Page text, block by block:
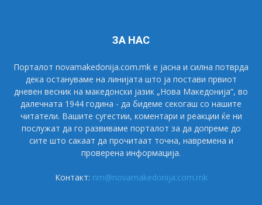
ЗА НАС
Порталот novamakedonija.com.mk е јасна и силна потврда
дека остануваме на линијата што ја постави првиот
дневен весник на македонски јазик „Нова Македонија“, во
далечната 1944 година - да бидеме секогаш со нашите
читатели. Вашите сугестии, коментари и реакции ќе ни
послужат да го развиваме порталот за да допреме до
сите што сакаат да прочитаат точна, навремена и
проверена информација.
Контакт: nm@novamakedonija.com.mk